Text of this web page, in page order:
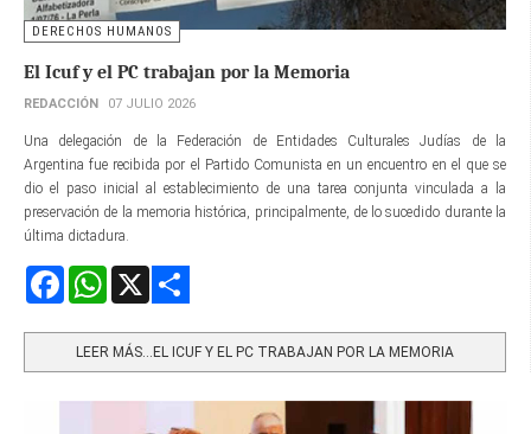
DERECHOS HUMANOS
El Icuf y el PC trabajan por la Memoria
REDACCIÓN 07 JULIO 2026
Una delegación de la Federación de Entidades Culturales Judías de la
Argentina fue recibida por el Partido Comunista en un encuentro en el que se
dio el paso inicial al establecimiento de una tarea conjunta vinculada a la
preservación de la memoria histórica, principalmente, de lo sucedido durante la
última dictadura.
FacebookWhatsApp
LEER MÁS…EL ICUF Y EL PC TRABAJAN POR LA MEMORIA